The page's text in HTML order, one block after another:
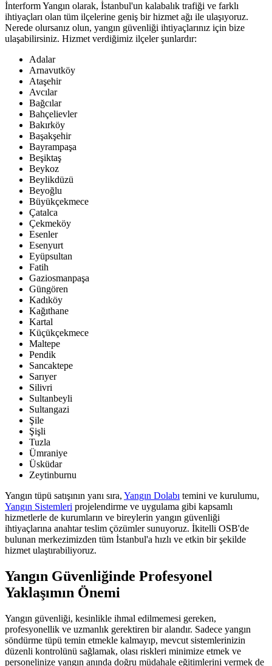
İnterform Yangın olarak, İstanbul'un kalabalık trafiği ve farklı
ihtiyaçları olan tüm ilçelerine geniş bir hizmet ağı ile ulaşıyoruz.
Nerede olursanız olun, yangın güvenliği ihtiyaçlarınız için bize
ulaşabilirsiniz. Hizmet verdiğimiz ilçeler şunlardır:
Adalar
Arnavutköy
Ataşehir
Avcılar
Bağcılar
Bahçelievler
Bakırköy
Başakşehir
Bayrampaşa
Beşiktaş
Beykoz
Beylikdüzü
Beyoğlu
Büyükçekmece
Çatalca
Çekmeköy
Esenler
Esenyurt
Eyüpsultan
Fatih
Gaziosmanpaşa
Güngören
Kadıköy
Kağıthane
Kartal
Küçükçekmece
Maltepe
Pendik
Sancaktepe
Sarıyer
Silivri
Sultanbeyli
Sultangazi
Şile
Şişli
Tuzla
Ümraniye
Üsküdar
Zeytinburnu
Yangın tüpü satışının yanı sıra, Yangın Dolabı temini ve kurulumu,
Yangın Sistemleri projelendirme ve uygulama gibi kapsamlı
hizmetlerle de kurumların ve bireylerin yangın güvenliği
ihtiyaçlarına anahtar teslim çözümler sunuyoruz. İkitelli OSB'de
bulunan merkezimizden tüm İstanbul'a hızlı ve etkin bir şekilde
hizmet ulaştırabiliyoruz.
Yangın Güvenliğinde Profesyonel
Yaklaşımın Önemi
Yangın güvenliği, kesinlikle ihmal edilmemesi gereken,
profesyonellik ve uzmanlık gerektiren bir alandır. Sadece yangın
söndürme tüpü temin etmekle kalmayıp, mevcut sistemlerinizin
düzenli kontrolünü sağlamak, olası riskleri minimize etmek ve
personelinize yangın anında doğru müdahale eğitimlerini vermek de